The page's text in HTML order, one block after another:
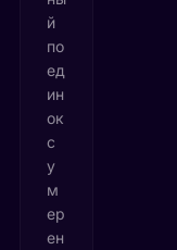
й
по
ед
ин
ок
с
у
м
ер
ен